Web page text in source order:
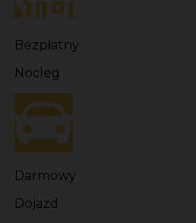
Bezpłatny
Nocleg
Darmowy
Dojazd